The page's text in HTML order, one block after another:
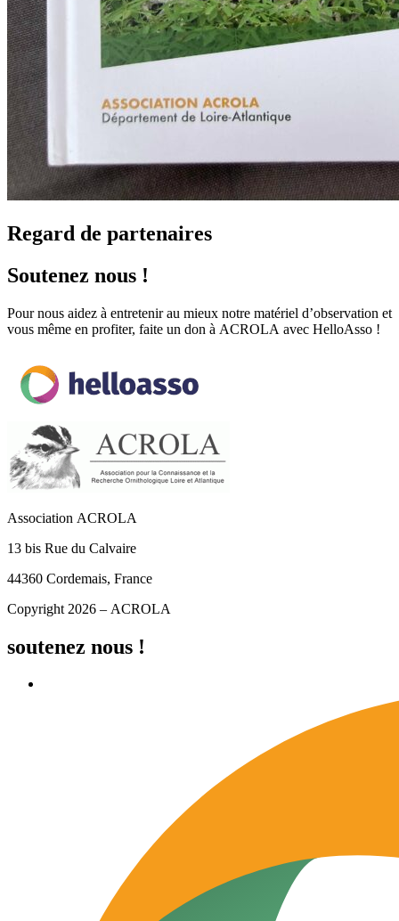
Regard de partenaires
Soutenez nous !
Pour nous aidez à entretenir au mieux notre matériel d’observation et
vous même en profiter, faite un don à ACROLA avec HelloAsso !
Association ACROLA
13 bis Rue du Calvaire
44360 Cordemais, France
Copyright 2026 – ACROLA
soutenez nous !